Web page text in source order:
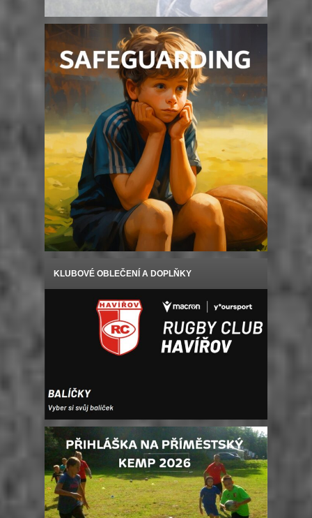
KLUBOVÉ OBLEČENÍ A DOPLŇKY